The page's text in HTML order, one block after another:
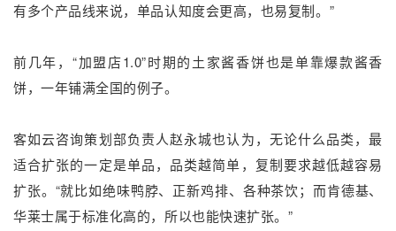
有多个产品线来说，单品认知度会更高，也易复制。”
前几年，“加盟店1.0”时期的土家酱香饼也是单靠爆款酱香
饼，一年铺满全国的例子。
客如云咨询策划部负责人赵永城也认为，无论什么品类，最
适合扩张的一定是单品，品类越简单，复制要求越低越容易
扩张。“就比如绝味鸭脖、正新鸡排、各种茶饮；而肯德基、
华莱士属于标准化高的，所以也能快速扩张。”